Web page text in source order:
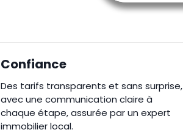
Confiance
Des tarifs transparents et sans surprise,
avec une communication claire à
chaque étape, assurée par un expert
immobilier local.